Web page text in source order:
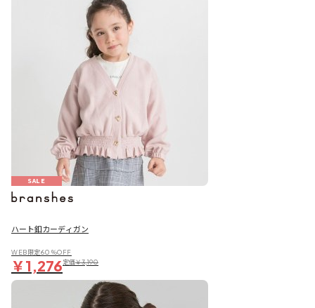
SALE
ハート釦カーディガン
WEB限定60％OFF
￥1,276定価￥3,190